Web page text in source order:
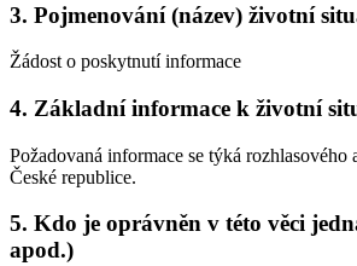
3. Pojmenování (název) životní
Žádost o poskytnutí informace
4. Základní informace k životní
Požadovaná informace se týká
České republice.
5. Kdo je oprávněn v této věci
apod.)